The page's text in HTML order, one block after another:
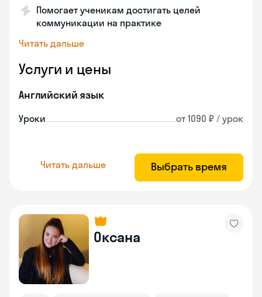
Помогает ученикам достигать целей
коммуникации на практике
Читать дальше
Услуги и цены
Английский язык
Уроки от 1090 ₽ / урок
Читать дальше Выбрать время
Оксана